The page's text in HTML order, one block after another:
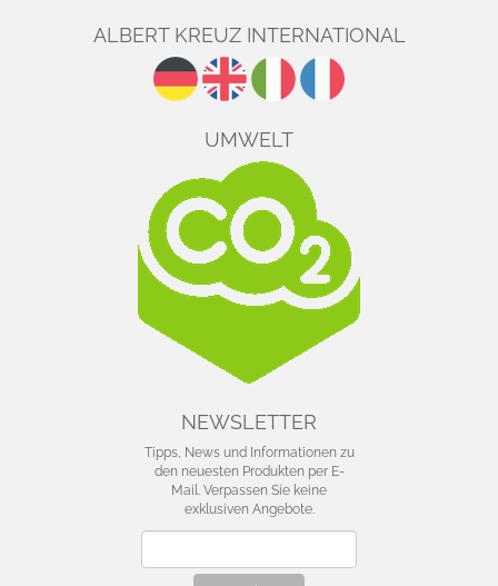
ALBERT KREUZ INTERNATIONAL
UMWELT
NEWSLETTER
Tipps, News und Informationen zu
den neuesten Produkten per E-
Mail. Verpassen Sie keine
exklusiven Angebote.